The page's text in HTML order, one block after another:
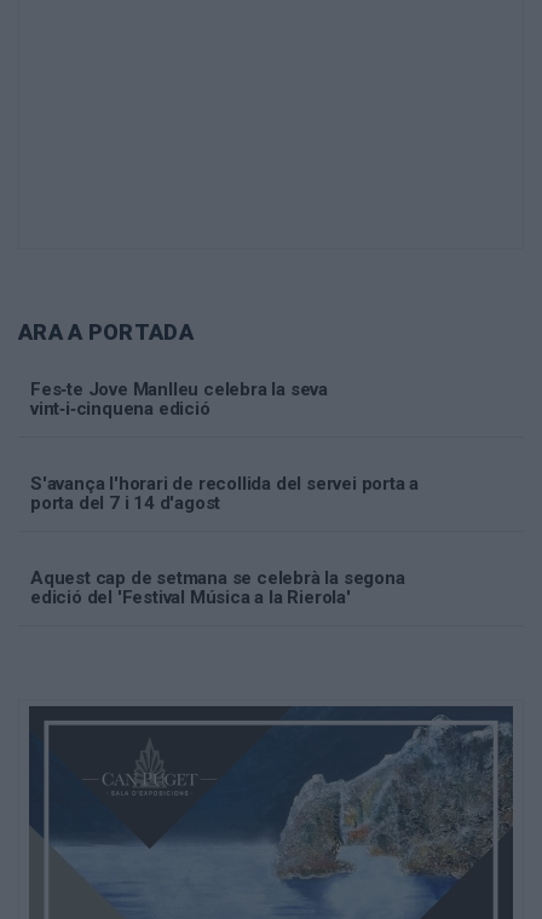
ARA A PORTADA
Fes‑te Jove Manlleu celebra la seva
vint‑i‑cinquena edició
S'avança l'horari de recollida del servei porta a
porta del 7 i 14 d'agost
Aquest cap de setmana se celebrà la segona
edició del 'Festival Música a la Rierola'